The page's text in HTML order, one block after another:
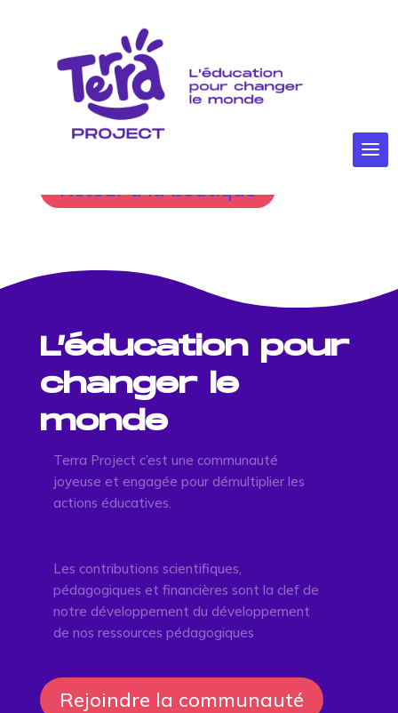
Request a
Quote
Retour à la boutique
L’éducation pour
changer le
monde
Terra Project c’est une communauté
joyeuse et engagée pour démultiplier les
actions éducatives.
Les contributions scientifiques,
pédagogiques et financières sont la clef de
notre développement du développement
de nos ressources pédagogiques
Rejoindre la communauté